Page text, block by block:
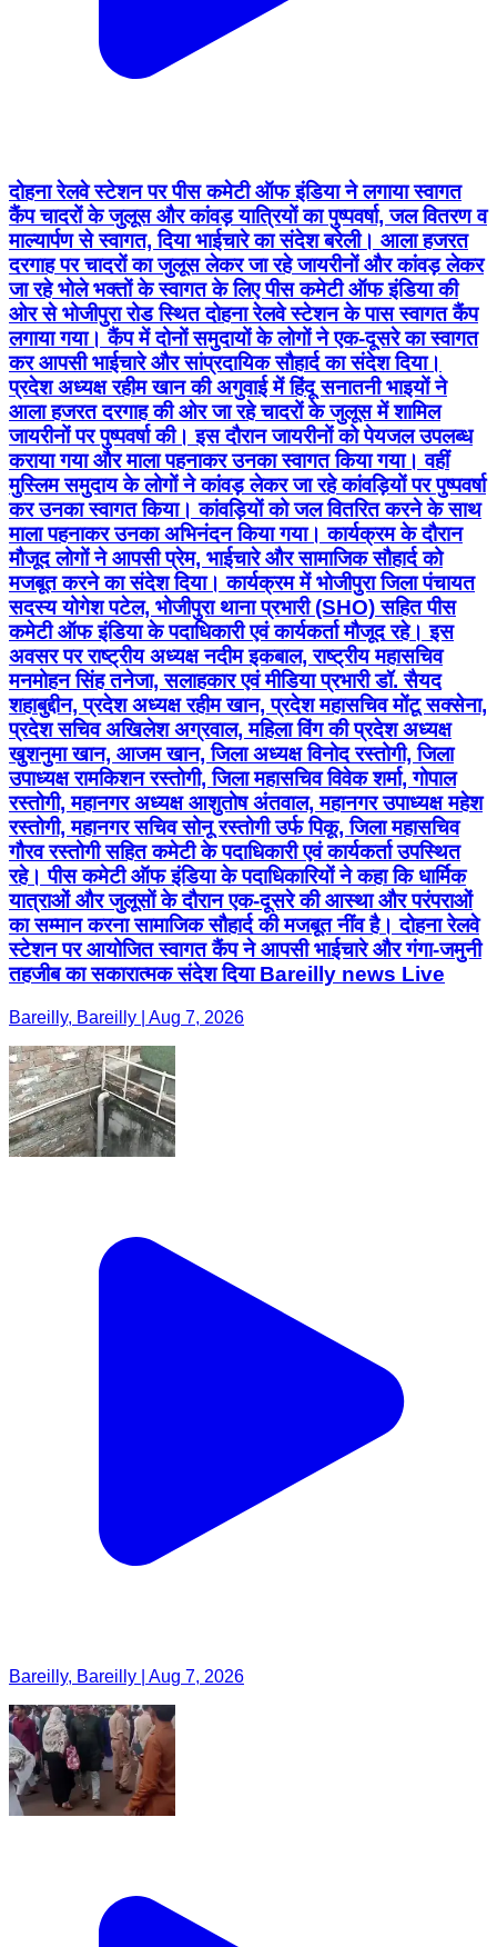
दोहना रेलवे स्टेशन पर पीस कमेटी ऑफ इंडिया ने लगाया स्वागत
कैंप चादरों के जुलूस और कांवड़ यात्रियों का पुष्पवर्षा, जल वितरण व
माल्यार्पण से स्वागत, दिया भाईचारे का संदेश बरेली। आला हजरत
दरगाह पर चादरों का जुलूस लेकर जा रहे जायरीनों और कांवड़ लेकर
जा रहे भोले भक्तों के स्वागत के लिए पीस कमेटी ऑफ इंडिया की
ओर से भोजीपुरा रोड स्थित दोहना रेलवे स्टेशन के पास स्वागत कैंप
लगाया गया। कैंप में दोनों समुदायों के लोगों ने एक-दूसरे का स्वागत
कर आपसी भाईचारे और सांप्रदायिक सौहार्द का संदेश दिया।
प्रदेश अध्यक्ष रहीम खान की अगुवाई में हिंदू सनातनी भाइयों ने
आला हजरत दरगाह की ओर जा रहे चादरों के जुलूस में शामिल
जायरीनों पर पुष्पवर्षा की। इस दौरान जायरीनों को पेयजल उपलब्ध
कराया गया और माला पहनाकर उनका स्वागत किया गया। वहीं
मुस्लिम समुदाय के लोगों ने कांवड़ लेकर जा रहे कांवड़ियों पर पुष्पवर्षा
कर उनका स्वागत किया। कांवड़ियों को जल वितरित करने के साथ
माला पहनाकर उनका अभिनंदन किया गया। कार्यक्रम के दौरान
मौजूद लोगों ने आपसी प्रेम, भाईचारे और सामाजिक सौहार्द को
मजबूत करने का संदेश दिया। कार्यक्रम में भोजीपुरा जिला पंचायत
सदस्य योगेश पटेल, भोजीपुरा थाना प्रभारी (SHO) सहित पीस
कमेटी ऑफ इंडिया के पदाधिकारी एवं कार्यकर्ता मौजूद रहे। इस
अवसर पर राष्ट्रीय अध्यक्ष नदीम इकबाल, राष्ट्रीय महासचिव
मनमोहन सिंह तनेजा, सलाहकार एवं मीडिया प्रभारी डॉ. सैयद
शहाबुद्दीन, प्रदेश अध्यक्ष रहीम खान, प्रदेश महासचिव मोंटू सक्सेना,
प्रदेश सचिव अखिलेश अग्रवाल, महिला विंग की प्रदेश अध्यक्ष
खुशनुमा खान, आजम खान, जिला अध्यक्ष विनोद रस्तोगी, जिला
उपाध्यक्ष रामकिशन रस्तोगी, जिला महासचिव विवेक शर्मा, गोपाल
रस्तोगी, महानगर अध्यक्ष आशुतोष अंतवाल, महानगर उपाध्यक्ष महेश
रस्तोगी, महानगर सचिव सोनू रस्तोगी उर्फ पिकू, जिला महासचिव
गौरव रस्तोगी सहित कमेटी के पदाधिकारी एवं कार्यकर्ता उपस्थित
रहे। पीस कमेटी ऑफ इंडिया के पदाधिकारियों ने कहा कि धार्मिक
यात्राओं और जुलूसों के दौरान एक-दूसरे की आस्था और परंपराओं
का सम्मान करना सामाजिक सौहार्द की मजबूत नींव है। दोहना रेलवे
स्टेशन पर आयोजित स्वागत कैंप ने आपसी भाईचारे और गंगा-जमुनी
तहजीब का सकारात्मक संदेश दिया Bareilly news Live
Bareilly, Bareilly | Aug 7, 2026
Bareilly, Bareilly | Aug 7, 2026